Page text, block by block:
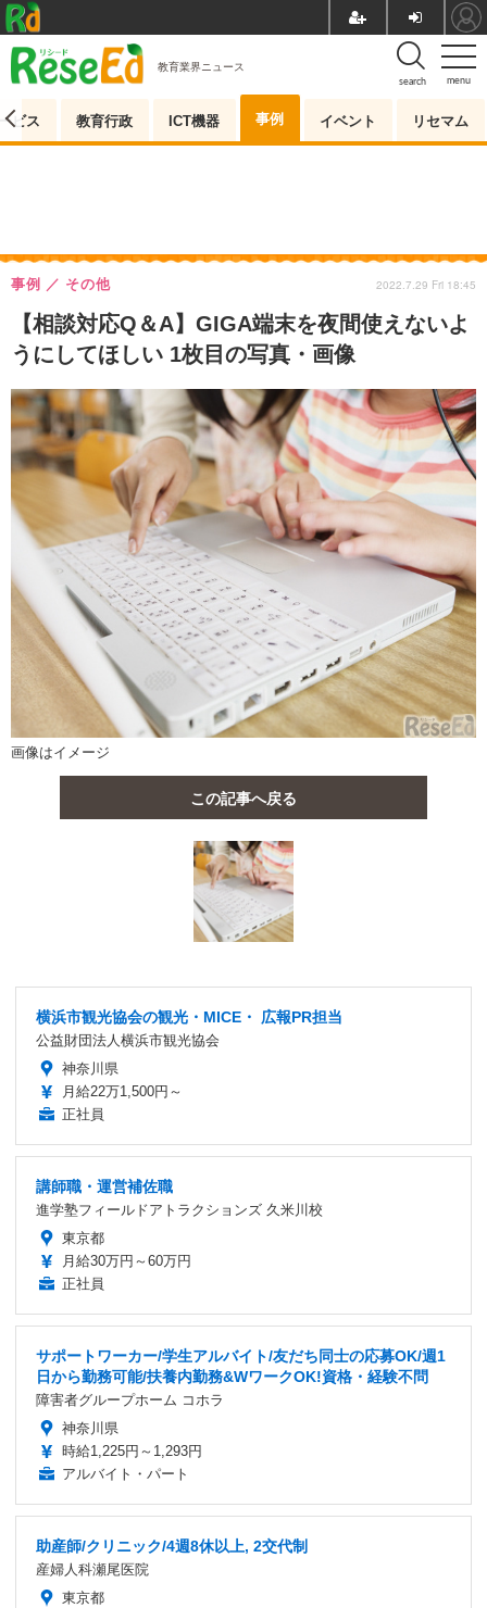
menu
search
教育業界ニュース
ビス 教育行政 ICT機器 事例 イベント リセマム
【相談対応Q＆A】GIGA端末を夜間使えないよ
うにしてほしい 1枚目の写真・画像
事例 その他 2022.7.29 Fri 18:45
画像はイメージ
この記事へ戻る
横浜市観光協会の観光・MICE・ 広報PR担当
公益財団法人横浜市観光協会
神奈川県
月給22万1,500円～
正社員
講師職・運営補佐職
進学塾フィールドアトラクションズ 久米川校
東京都
月給30万円～60万円
正社員
サポートワーカー/学生アルバイト/友だち同士の応募OK/週1
日から勤務可能/扶養内勤務&WワークOK!資格・経験不問
障害者グループホーム コホラ
神奈川県
時給1,225円～1,293円
アルバイト・パート
助産師/クリニック/4週8休以上, 2交代制
産婦人科瀬尾医院
東京都